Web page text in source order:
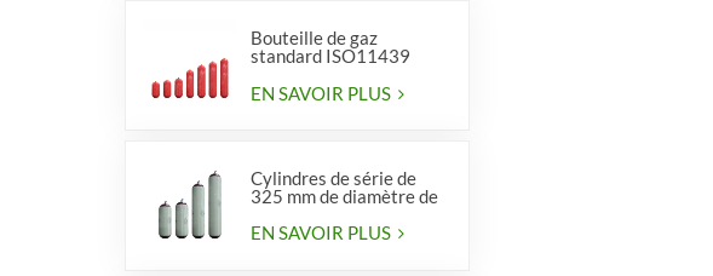
Bouteille de gaz
standard ISO11439
EN SAVOIR PLUS
Cylindres de série de
325 mm de diamètre de
véhicules
EN SAVOIR PLUS